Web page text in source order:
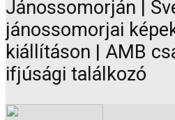
Jánossomorján |
jánossomorjai
kiállításon | AMB
ifjúsági találkozó